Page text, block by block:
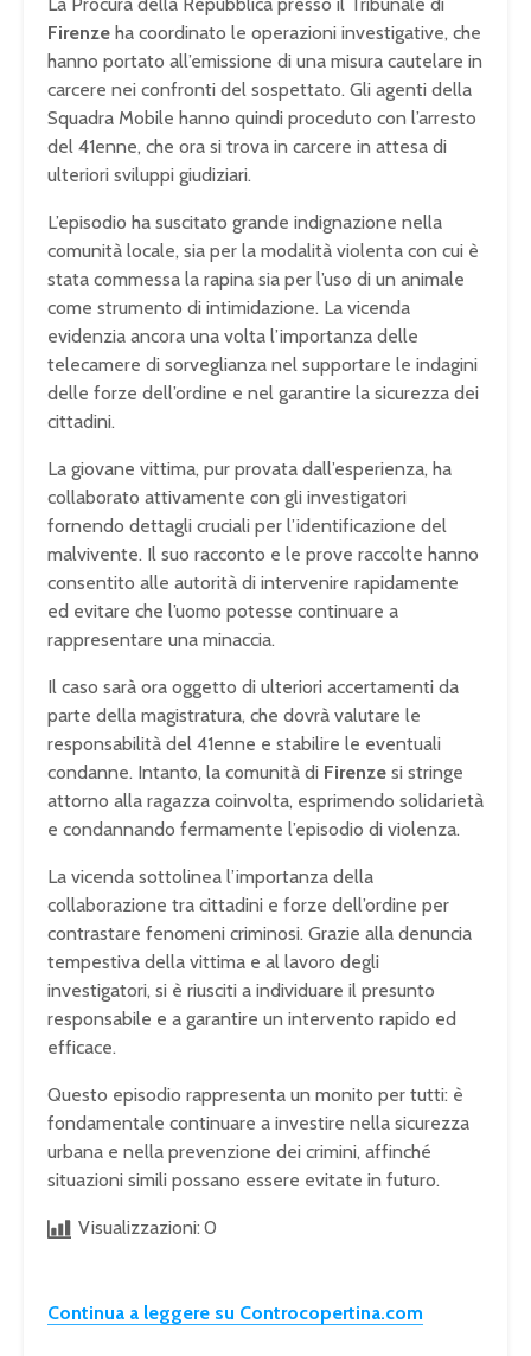
Firenze ha coordinato le operazioni investigative, che
hanno portato all’emissione di una misura cautelare in
carcere nei confronti del sospettato. Gli agenti della
Squadra Mobile hanno quindi proceduto con l’arresto
del 41enne, che ora si trova in carcere in attesa di
ulteriori sviluppi giudiziari.
L’episodio ha suscitato grande indignazione nella
comunità locale, sia per la modalità violenta con cui è
stata commessa la rapina sia per l’uso di un animale
come strumento di intimidazione. La vicenda
evidenzia ancora una volta l’importanza delle
telecamere di sorveglianza nel supportare le indagini
delle forze dell’ordine e nel garantire la sicurezza dei
cittadini.
La giovane vittima, pur provata dall’esperienza, ha
collaborato attivamente con gli investigatori
fornendo dettagli cruciali per l’identificazione del
malvivente. Il suo racconto e le prove raccolte hanno
consentito alle autorità di intervenire rapidamente
ed evitare che l’uomo potesse continuare a
rappresentare una minaccia.
Il caso sarà ora oggetto di ulteriori accertamenti da
parte della magistratura, che dovrà valutare le
responsabilità del 41enne e stabilire le eventuali
condanne. Intanto, la comunità di Firenze si stringe
attorno alla ragazza coinvolta, esprimendo solidarietà
e condannando fermamente l’episodio di violenza.
La vicenda sottolinea l’importanza della
collaborazione tra cittadini e forze dell’ordine per
contrastare fenomeni criminosi. Grazie alla denuncia
tempestiva della vittima e al lavoro degli
investigatori, si è riusciti a individuare il presunto
responsabile e a garantire un intervento rapido ed
efficace.
Questo episodio rappresenta un monito per tutti: è
fondamentale continuare a investire nella sicurezza
urbana e nella prevenzione dei crimini, affinché
situazioni simili possano essere evitate in futuro.
Visualizzazioni: 0
Continua a leggere su Controcopertina.com